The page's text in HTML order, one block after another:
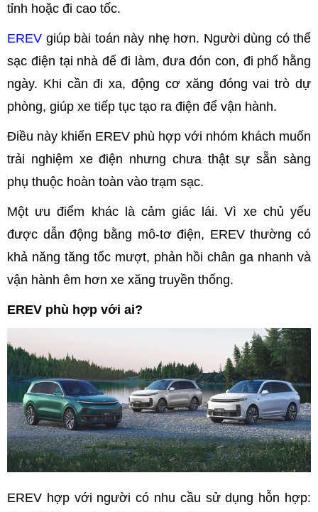
tỉnh hoặc đi cao tốc.
EREV giúp bài toán này nhẹ hơn. Người dùng có thể
sạc điện tại nhà để đi làm, đưa đón con, đi phố hằng
ngày. Khi cần đi xa, động cơ xăng đóng vai trò dự
phòng, giúp xe tiếp tục tạo ra điện để vận hành.
Điều này khiến EREV phù hợp với nhóm khách muốn
trải nghiệm xe điện nhưng chưa thật sự sẵn sàng
phụ thuộc hoàn toàn vào trạm sạc.
Một ưu điểm khác là cảm giác lái. Vì xe chủ yếu
được dẫn động bằng mô-tơ điện, EREV thường có
khả năng tăng tốc mượt, phản hồi chân ga nhanh và
vận hành êm hơn xe xăng truyền thống.
EREV phù hợp với ai?
EREV hợp với người có nhu cầu sử dụng hỗn hợp: